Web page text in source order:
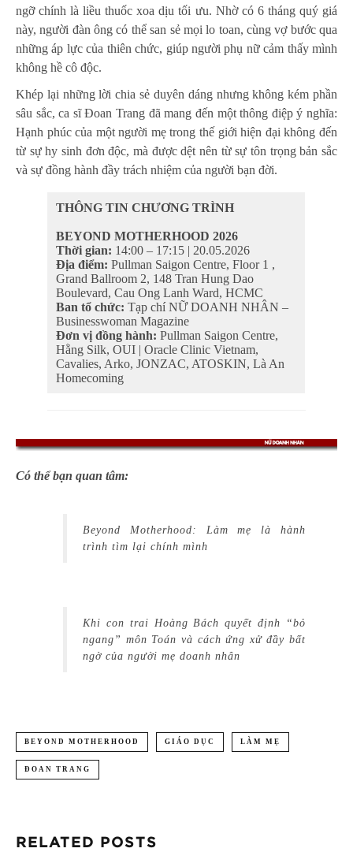
ngỡ chính là liều thuốc xoa dịu tối ưu. Nhờ có 6 tháng quý giá
này, người đàn ông có thể san sẻ mọi lo toan, cùng vợ bước qua
những áp lực của thiên chức, giúp người phụ nữ cảm thấy mình
không hề cô độc.
Khép lại những lời chia sẻ duyên dáng nhưng không kém phần
sâu sắc, ca sĩ Đoan Trang đã mang đến một thông điệp ý nghĩa:
Hạnh phúc của một người mẹ trong thế giới hiện đại không đến
từ sự hy sinh đơn độc, mà được dệt nên từ sự tôn trọng bản sắc
và sự đồng hành đầy trách nhiệm của người bạn đời.
THÔNG TIN CHƯƠNG TRÌNH
BEYOND MOTHERHOOD 2026
Thời gian: 14:00 – 17:15 | 20.05.2026
Địa điểm: Pullman Saigon Centre, Floor 1 ,
Grand Ballroom 2, 148 Tran Hung Dao
Boulevard, Cau Ong Lanh Ward, HCMC
Ban tổ chức: Tạp chí NỮ DOANH NHÂN –
Businesswoman Magazine
Đơn vị đồng hành: Pullman Saigon Centre,
Hằng Silk, OUI | Oracle Clinic Vietnam,
Cavalies, Arko, JONZAC, ATOSKIN, Là An
Homecoming
Có thể bạn quan tâm:
Beyond Motherhood: Làm mẹ là hành
trình tìm lại chính mình
Khi con trai Hoàng Bách quyết định “bỏ
ngang” môn Toán và cách ứng xử đầy bất
ngờ của người mẹ doanh nhân
BEYOND MOTHERHOOD GIÁO DỤC LÀM MẸ
ĐOAN TRANG
RELATED POSTS